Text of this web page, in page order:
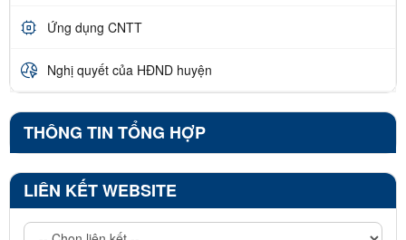
Ứng dụng CNTT
Nghị quyết của HĐND huyện
THÔNG TIN TỔNG HỢP
LIÊN KẾT WEBSITE